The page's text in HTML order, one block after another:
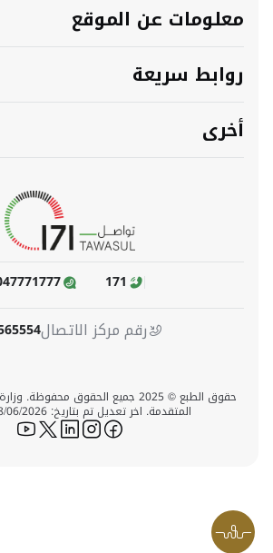
معلومات عن الموقع
روابط سريعة
أخرى
171
رقم مركز الاتصال
حقوق الطبع © 2025 جميع الحقوق
المتقدمة. اخر تعديل تم بتاريخ: 08/06/2026 01:28 م
icon-facebook
icon-instagram
icon-linkedin
twitter